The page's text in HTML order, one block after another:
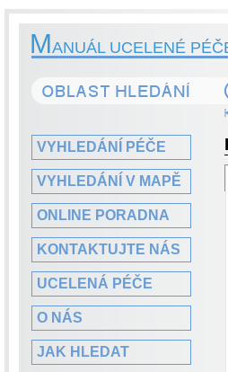
MANUÁL UCELENÉ
VYHLEDÁNÍ PÉČE
VYHLEDÁNÍ V MAPĚ
ONLINE PORADNA
KONTAKTUJTE NÁS
UCELENÁ PÉČE
O NÁS
JAK HLEDAT